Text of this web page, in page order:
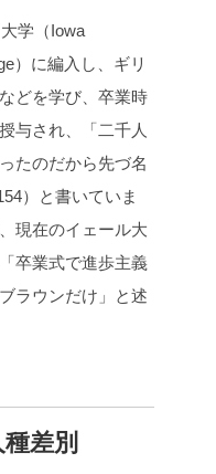
学（Iowa
）に編入し、ギリ
どを学び、卒業時
与され、「二千人
たのだから先づ名
）と書いていま
現在のイェール大
卒業式で進歩主義
ラウンだけ」と述
差別